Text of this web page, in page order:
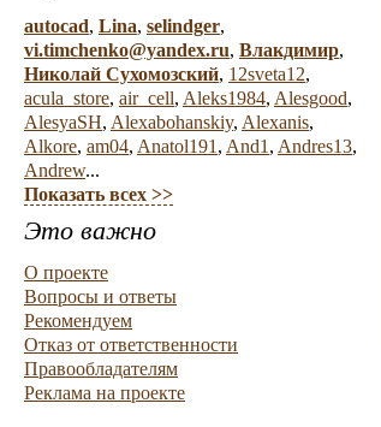
autocad, Lina, selindger,
vi.timchenko@yandex.ru, Влакдимир,
Николай Сухомозский, 12sveta12,
acula_store, air_cell, Aleks1984, Alesgood,
AlesyaSH, Alexabohanskiy, Alexanis,
Alkore, am04, Anatol191 , And1 , Andres13,
Andrew...
Показать всех >>
Это важно
О проекте
Вопросы и ответы
Рекомендуем
Отказ от ответственности
Правообладателям
Реклама на проекте